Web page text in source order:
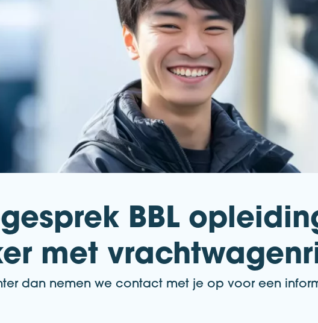
BBL
met
dan nemen we contact met je op voor een